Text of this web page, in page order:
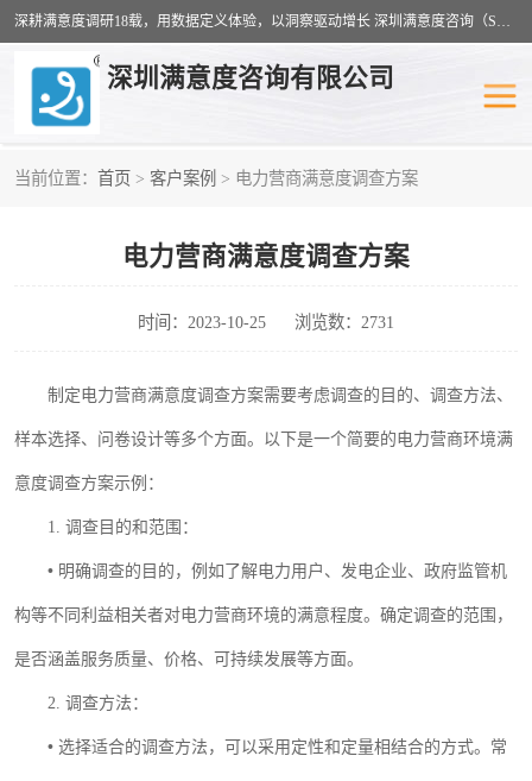
深耕满意度调研18载，用数据定义体验，以洞察驱动增长 深圳满意度咨询（SSC）：十八年专注，丈量每一份体验。
深圳满意度咨询有限公司
当前位置： 首页 > 客户案例 > 电力营商满意度调查方案
电力营商满意度调查方案
时间：2023-10-25 浏览数：2731
制定电力营商满意度调查方案需要考虑调查的目的、调查方法、
样本选择、问卷设计等多个方面。以下是一个简要的电力营商环境满
意度调查方案示例：
1. 调查目的和范围：
• 明确调查的目的，例如了解电力用户、发电企业、政府监管机
构等不同利益相关者对电力营商环境的满意程度。确定调查的范围，
是否涵盖服务质量、价格、可持续发展等方面。
2. 调查方法：
• 选择适合的调查方法，可以采用定性和定量相结合的方式。常
客户满意度调查 医疗服务业满意度
公共事务满意度调查 餐饮业满意度调查
营商环境满意度 员工满意度
服务满意度调查 汽车行业满意度